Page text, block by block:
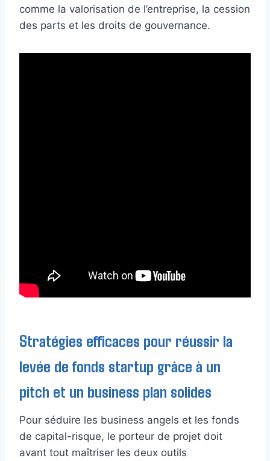
comme la valorisation de l’entreprise, la cession
des parts et les droits de gouvernance.
Stratégies efficaces pour réussir la
levée de fonds startup grâce à un
pitch et un business plan solides
Pour séduire les business angels et les fonds
de capital-risque, le porteur de projet doit
avant tout maîtriser les deux outils